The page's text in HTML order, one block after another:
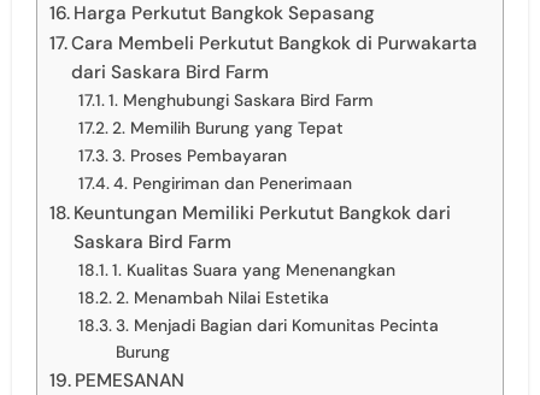
Harga Perkutut Bangkok Sepasang
Cara Membeli Perkutut Bangkok di Purwakarta
dari Saskara Bird Farm
1. Menghubungi Saskara Bird Farm
2. Memilih Burung yang Tepat
3. Proses Pembayaran
4. Pengiriman dan Penerimaan
Keuntungan Memiliki Perkutut Bangkok dari
Saskara Bird Farm
1. Kualitas Suara yang Menenangkan
2. Menambah Nilai Estetika
3. Menjadi Bagian dari Komunitas Pecinta
Burung
PEMESANAN